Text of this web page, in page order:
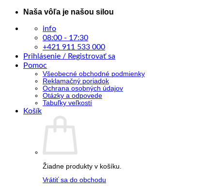
Skip
content
Naša vôľa je našou silou
info
08:00 - 17:30
+421 911 533 000
Prihlásenie / Registrovať sa
Pomoc
Všeobecné obchodné podmienky
Reklamačný poriadok
Ochrana osobných údajov
Otázky a odpovede
Tabuľky veľkostí
Košík
Žiadne produkty v košíku.
Vrátiť sa do obchodu